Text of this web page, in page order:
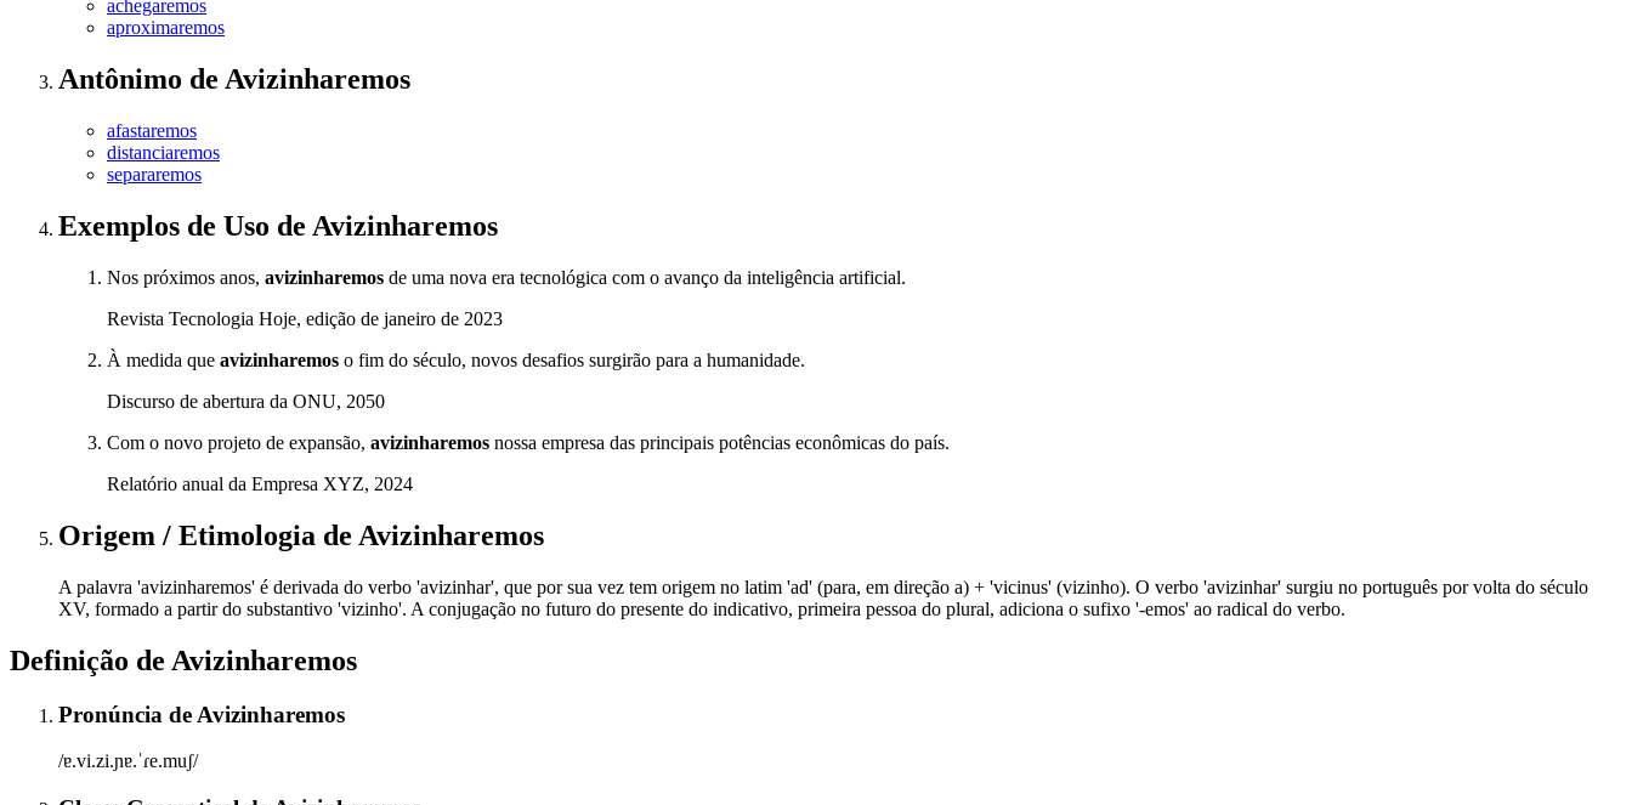
achegaremos
aproximaremos
Antônimo de Avizinharemos
afastaremos
distanciaremos
separaremos
Exemplos de Uso de Avizinharemos
Nos próximos anos, avizinharemos de uma nova era tecnológica com o avanço da inteligência artificial.
Revista Tecnologia Hoje, edição de janeiro de 2023
À medida que avizinharemos o fim do século, novos desafios surgirão para a humanidade.
Discurso de abertura da ONU, 2050
Com o novo projeto de expansão, avizinharemos nossa empresa das principais potências econômicas do país.
Relatório anual da Empresa XYZ, 2024
Origem / Etimologia de Avizinharemos
A palavra 'avizinharemos' é derivada do verbo 'avizinhar', que por sua vez tem origem no latim 'ad' (para, em direção a) + 'vicinus' (vizinho). O verbo 'avizinhar' surgiu no português por volta do século
XV, formado a partir do substantivo 'vizinho'. A conjugação no futuro do presente do indicativo, primeira pessoa do plural, adiciona o sufixo '-emos' ao radical do verbo.
Definição de Avizinharemos
Pronúncia de Avizinharemos
/ɐ.vi.zi.ɲɐ.ˈɾe.muʃ/